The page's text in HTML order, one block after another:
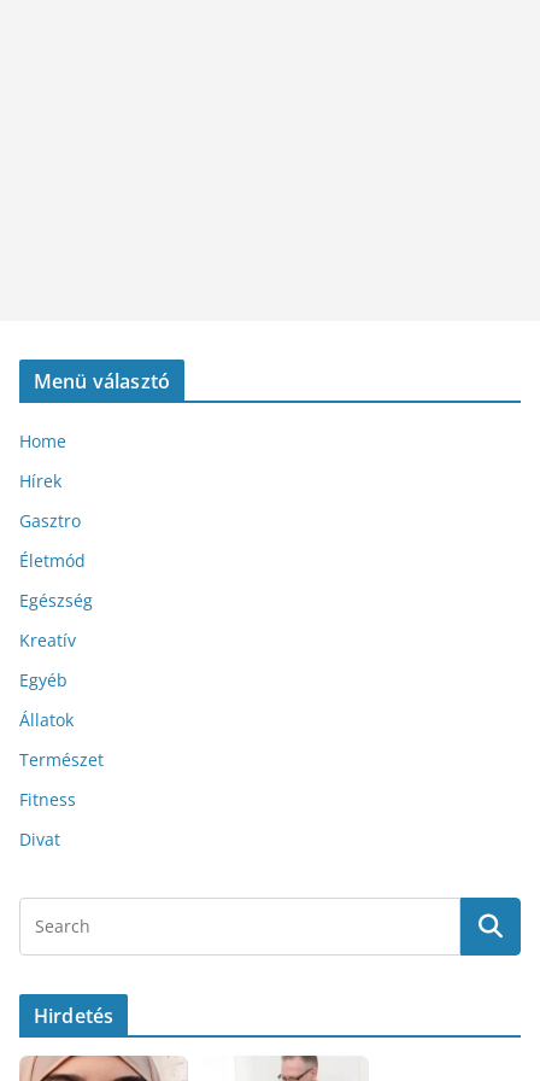
Menü választó
Home
Hírek
Gasztro
Életmód
Egészség
Kreatív
Egyéb
Állatok
Természet
Fitness
Divat
Hirdetés